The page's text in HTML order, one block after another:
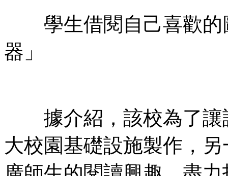
學生借閱自己喜歡的
器」
據介紹，該校為了讓
大校園基礎設施製作，